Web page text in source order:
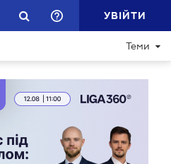
УВІЙТИ
Теми